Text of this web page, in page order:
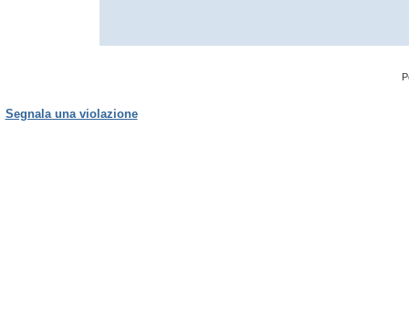
Segnala una violazione